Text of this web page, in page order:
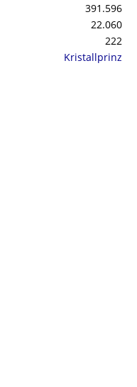
391.596
22.060
222
Kristallprinz